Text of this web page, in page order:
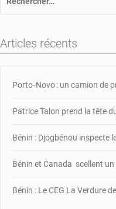
Articles récents
Porto‑Novo : un camion de
Patrice Talon prend la tête
Bénin : Djogbénou inspecte
Bénin et Canada scellent
Bénin : Le CEG La Verdure